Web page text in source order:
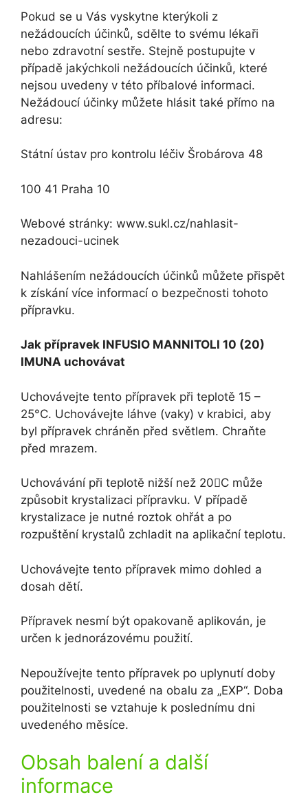
Pokud se u Vás vyskytne kterýkoli z
nežádoucích účinků, sdělte to svému lékaři
nebo zdravotní sestře. Stejně postupujte v
případě jakýchkoli nežádoucích účinků, které
nejsou uvedeny v této příbalové informaci.
Nežádoucí účinky můžete hlásit také přímo na
adresu:
Státní ústav pro kontrolu léčiv Šrobárova 48
100 41 Praha 10
Webové stránky: www.sukl.cz/nahlasit-
nezadouci-ucinek
Nahlášením nežádoucích účinků můžete přispět
k získání více informací o bezpečnosti tohoto
přípravku.
Jak přípravek INFUSIO MANNITOLI 10 (20)
IMUNA uchovávat
Uchovávejte tento přípravek při teplotě 15 –
25°C. Uchovávejte láhve (vaky) v krabici, aby
byl přípravek chráněn před světlem. Chraňte
před mrazem.
Uchovávání při teplotě nižší než 20C může
způsobit krystalizaci přípravku. V případě
krystalizace je nutné roztok ohřát a po
rozpuštění krystalů zchladit na aplikační teplotu.
Uchovávejte tento přípravek mimo dohled a
dosah dětí.
Přípravek nesmí být opakovaně aplikován, je
určen k jednorázovému použití.
Nepoužívejte tento přípravek po uplynutí doby
použitelnosti, uvedené na obalu za „EXP“. Doba
použitelnosti se vztahuje k poslednímu dni
uvedeného měsíce.
Obsah balení a další
informace